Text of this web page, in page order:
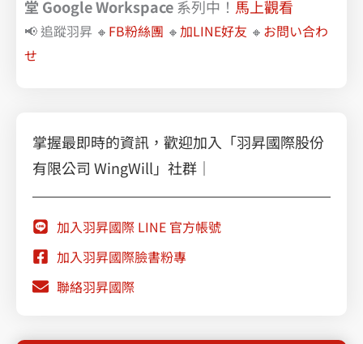
堂 Google Workspace系列中！ 馬上觀看
📢 追蹤羽昇 🔸 FB粉絲團 🔸加LINE好友 🔸 お問い合わ
せ
掌握最即時的資訊，歡迎加入「羽昇國際股份
有限公司 WingWill」社群｜
加入羽昇國際 LINE 官方帳號
加入羽昇國際臉書粉專
聯絡羽昇國際